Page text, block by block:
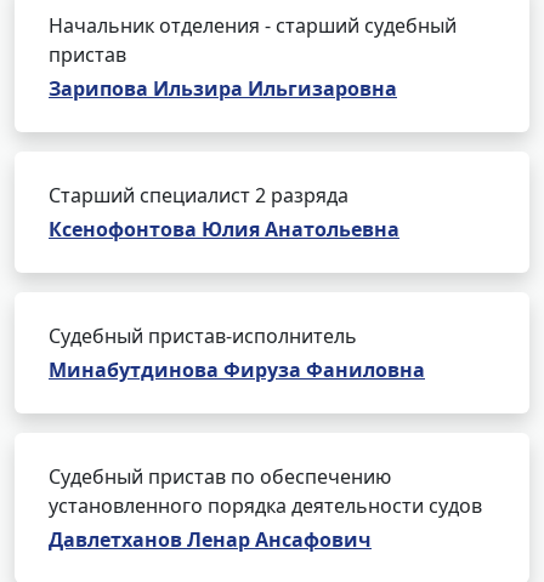
Начальник отделения - старший судебный
пристав
Зарипова Ильзира Ильгизаровна
Старший специалист 2 разряда
Ксенофонтова Юлия Анатольевна
Судебный пристав-исполнитель
Минабутдинова Фируза Фаниловна
Судебный пристав по обеспечению
установленного порядка деятельности судов
Давлетханов Ленар Ансафович